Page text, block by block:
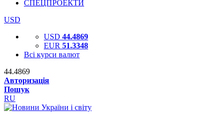
СПЕЦПРОЕКТИ
USD
USD 44.4869
EUR 51.3348
Всі курси валют
44.4869
Авторизація
Пошук
RU